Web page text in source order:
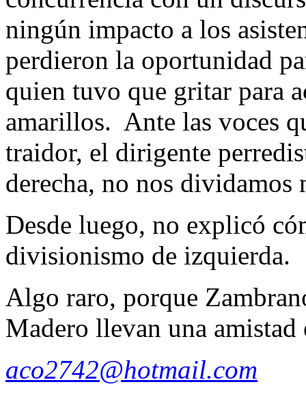
ningún impacto a los
perdieron la oportunidad
quien tuvo que gritar para
amarillos. Ante las voces
traidor, el dirigente
derecha, no nos dividamos
Desde luego, no explicó
divisionismo de izquierda.
Algo raro, porque
Madero llevan una amistad
aco2742@hotmail.com